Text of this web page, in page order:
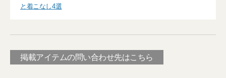
と着こなし4選
掲載アイテムの問い合わせ先はこちら